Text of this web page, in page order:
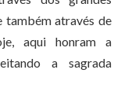
também através de
aqui honram a
a sagrada